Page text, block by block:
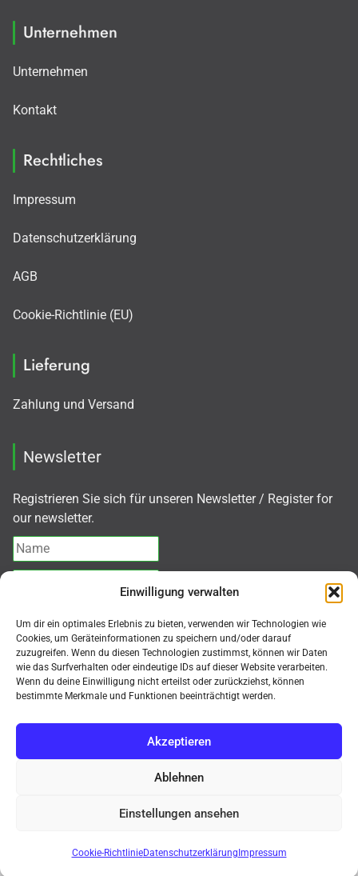
Einwilligung verwalten
Um dir ein optimales Erlebnis zu bieten, verwenden wir Technologien wie
Cookies, um Geräteinformationen zu speichern und/oder darauf
zuzugreifen. Wenn du diesen Technologien zustimmst, können wir Daten
wie das Surfverhalten oder eindeutige IDs auf dieser Website verarbeiten.
Wenn du deine Einwilligung nicht erteilst oder zurückziehst, können
bestimmte Merkmale und Funktionen beeinträchtigt werden.
Akzeptieren
Ablehnen
Einstellungen ansehen
Cookie-RichtlinieDatenschutzerklärung Impressum
TAGARNO T50Digitalmikroskop!
Unternehmen
Unternehmen
Kontakt
Rechtliches
Impressum
Datenschutzerklärung
AGB
Cookie-Richtlinie (EU)
Lieferung
Zahlung und Versand
Newsletter
Registrieren Sie sich für unseren Newsletter / Register for
our newsletter.
Abonnieren
© MMK Mikroskope Shop 2026
Kauf auf Rechnung, Mindermengenzuschlag für
Endkunden (B2B) / Purchase on invoice, minimum
commercial end customers (B2B)